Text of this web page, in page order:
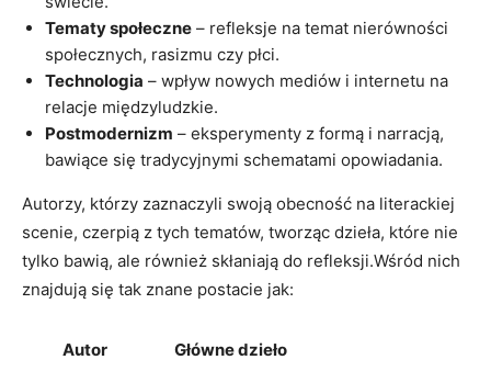
Tematy społeczne – refleksje na temat nierówności
społecznych, rasizmu czy płci.
Technologia – wpływ nowych mediów i internetu na
relacje międzyludzkie.
Postmodernizm – eksperymenty z formą i narracją,
bawiące się tradycyjnymi schematami opowiadania.
Autorzy, którzy zaznaczyli swoją obecność na literackiej
scenie, czerpią z tych tematów, tworząc dzieła, które nie
tylko bawią, ale również skłaniają do refleksji.Wśród nich
znajdują się tak znane postacie jak:
Autor
Główne dzieło